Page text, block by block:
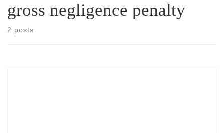
gross negligence penalty
2 posts